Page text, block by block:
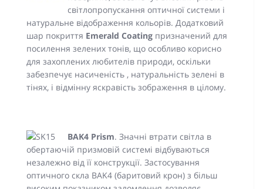
світлопропускання оптичної системи і
натуральне відображення кольорів. Додатковий
шар покриття Emerald Coating призначений для
посилення зелених тонів, що особливо корисно
для захоплених любителів природи, оскільки
забезпечує насиченість , натуральність зелені в
тінях, і відмінну яскравість зображення в цілому.
BAK4 Prism. Значні втрати світла в
обертаючій призмовій системі відбуваються
незалежно від її конструкції. Застосування
оптичного скла BAK4 (баритовий крон) з більш